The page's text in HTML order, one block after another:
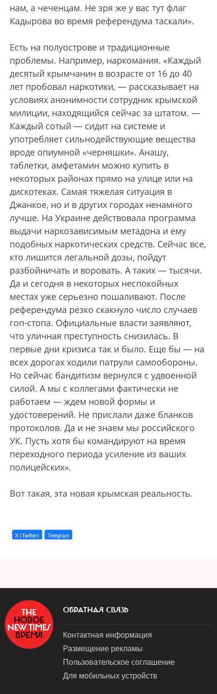
нам, а чеченцам. Не зря же у вас тут флаг
Кадырова во время референдума таскали».
Есть на полуострове и традиционные
проблемы. Например, наркомания. «Каждый
десятый крымчанин в возрасте от 16 до 40
лет пробовал наркотики, — рассказывает на
условиях анонимности сотрудник крымской
милиции, находящийся сейчас за штатом. —
Каждый сотый — сидит на системе и
употребляет сильнодействующие вещества
вроде опиумной «черняшки». Анашу,
таблетки, амфетамин можно купить в
некоторых районах прямо на улице или на
дискотеках. Самая тяжелая ситуация в
Джанкое, но и в других городах ненамного
лучше. На Украине действовала программа
выдачи наркозависимым метадона и ему
подобных наркотических средств. Сейчас все,
кто лишится легальной дозы, пойдут
разбойничать и воровать. А таких — тысячи.
Да и сегодня в некоторых неспокойных
местах уже серьезно пошаливают. После
референдума резко скакнуло число случаев
гоп-стопа. Официальные власти заявляют,
что уличная преступность снизилась. В
первые дни кризиса так и было. Еще бы — на
всех дорогах ходили патрули самообороны.
Но сейчас бандитизм вернулся с удвоенной
силой. А мы с коллегами фактически не
работаем — ждем новой формы и
удостоверений. Не прислали даже бланков
протоколов. Да и не знаем мы российского
УК. Пусть хотя бы командируют на время
переходного периода усиление из ваших
полицейских».
Вот такая, эта новая крымская реальность.
X (Twitter) Telegram
ОБРАТНАЯ СВЯЗЬ
Контактная информация
Размещение рекламы
Пользовательское соглашение
Для мобильных устройств